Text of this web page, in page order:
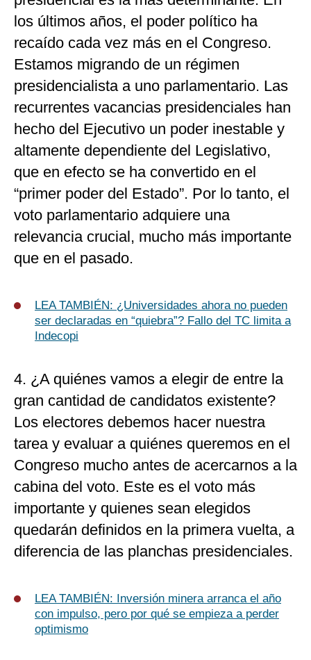
los últimos años, el poder político ha
recaído cada vez más en el Congreso.
Estamos migrando de un régimen
presidencialista a uno parlamentario. Las
recurrentes vacancias presidenciales han
hecho del Ejecutivo un poder inestable y
altamente dependiente del Legislativo,
que en efecto se ha convertido en el
“primer poder del Estado”. Por lo tanto, el
voto parlamentario adquiere una
relevancia crucial, mucho más importante
que en el pasado.
LEA TAMBIÉN: ¿Universidades ahora no pueden
ser declaradas en “quiebra”? Fallo del TC limita a
Indecopi
4. ¿A quiénes vamos a elegir de entre la
gran cantidad de candidatos existente?
Los electores debemos hacer nuestra
tarea y evaluar a quiénes queremos en el
Congreso mucho antes de acercarnos a la
cabina del voto. Este es el voto más
importante y quienes sean elegidos
quedarán definidos en la primera vuelta, a
diferencia de las planchas presidenciales.
LEA TAMBIÉN:
Inversión minera arranca el año
con impulso, pero por qué se empieza a perder
optimismo